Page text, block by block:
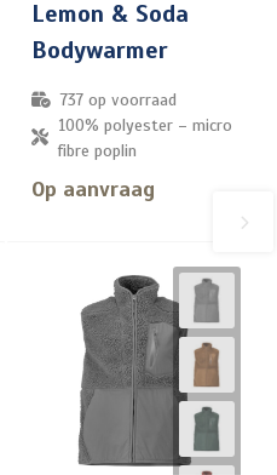
Lemon & Soda
Bodywarmer
737 op voorraad
100% polyester – micro
fibre poplin
Op aanvraag